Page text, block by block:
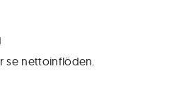
se nettoinflöden.